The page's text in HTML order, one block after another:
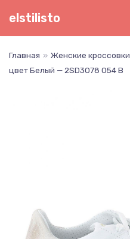
Перейти
elstilisto
Главная » Женские кроссовки
цвет Белый — 2SD3078 054 B